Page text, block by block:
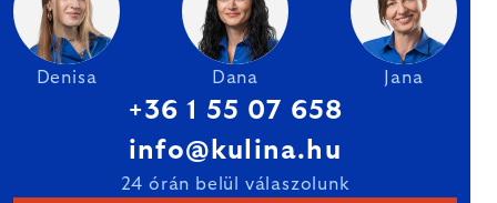
Denisa Dana Jana
+36 1 55 07 658
info@kulina.hu
24 órán belül válaszolunk